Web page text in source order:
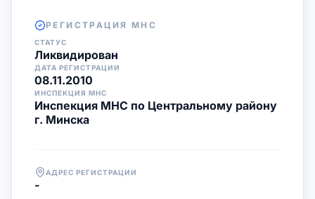
РЕГИСТРАЦИЯ МНС
СТАТУС
Ликвидирован
ДАТА РЕГИСТРАЦИИ
08.11.2010
ИНСПЕКЦИЯ МНС
Инспекция МНС по Центральному району
г. Минска
АДРЕС РЕГИСТРАЦИИ
-